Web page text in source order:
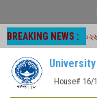
BREAKING NEWS :
-২০২৬ চলাকালীন
House# 16/